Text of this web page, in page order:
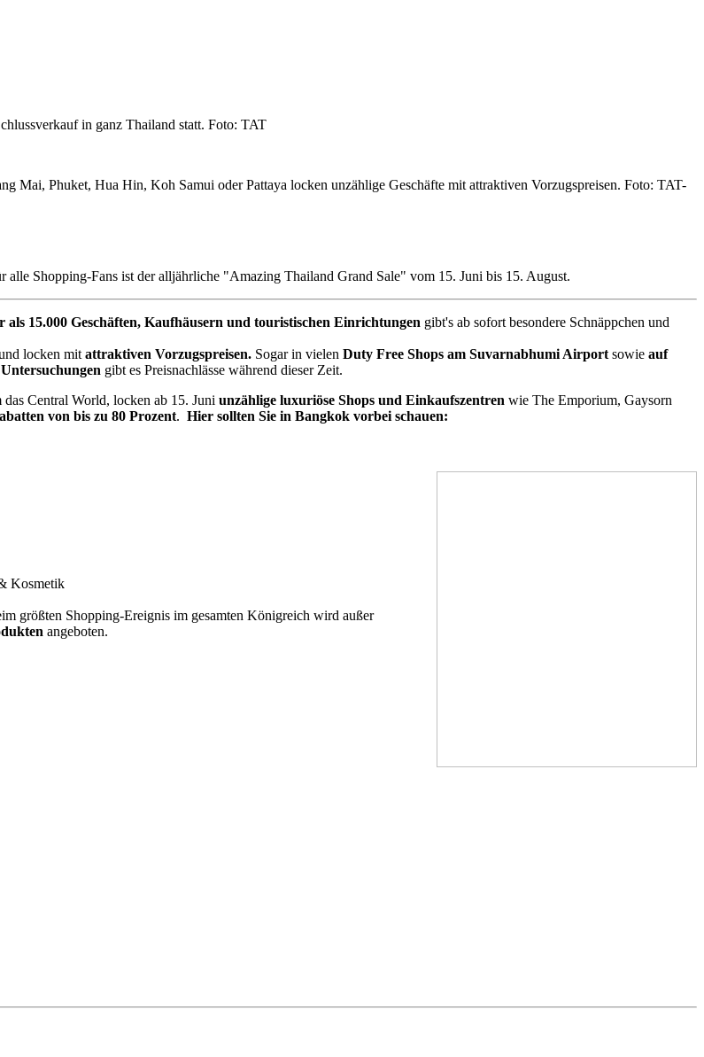
in ganz Thailand statt. Foto: TAT
Mai, Phuket, Hua Hin, Koh Samui oder Pattaya locken unzählige Geschäfte mit attraktiven Vorzugspreisen. Foto: TAT-
Shopping-Fans ist der alljährliche "Amazing Thailand Grand Sale" vom 15. Juni bis 15. August.
als 15.000 Geschäften, Kaufhäusern und touristischen Einrichtungen gibt's ab sofort besondere Schnäppchen und
locken mit attraktiven Vorzugspreisen. Sogar in vielen Duty Free Shops am Suvarnabhumi Airport sowie auf
gibt es Preisnachlässe während dieser Zeit.
Central World, locken ab 15. Juni unzählige luxuriöse Shops und Einkaufszentren wie The Emporium, Gaysorn
von bis zu 80 Prozent. Hier sollten Sie in Bangkok vorbei schauen:
Kosmetik
größten Shopping-Ereignis im gesamten Königreich wird außer
angeboten.